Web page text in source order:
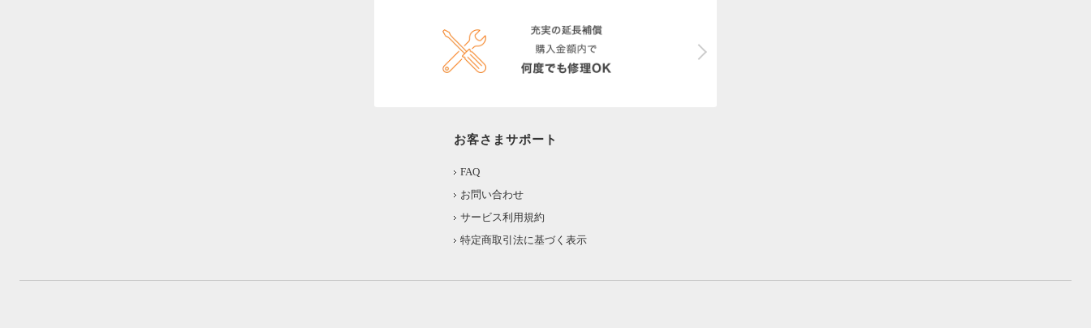
お客さまサポート
FAQ
お問い合わせ
サービス利用規約
特定商取引法に基づく表示